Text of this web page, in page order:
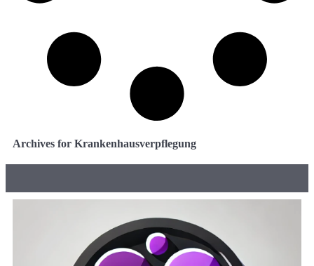
Archives for Krankenhausverpflegung